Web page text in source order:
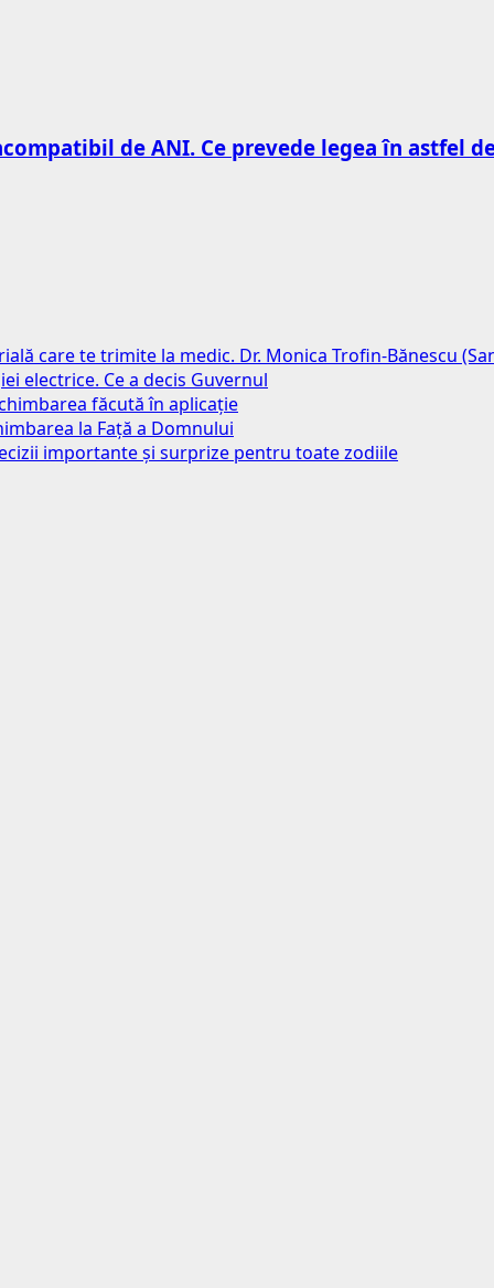
de ANI. Ce prevede legea în astfel
care te trimite la medic. Dr. Monica Trofin-Bănescu
electrice. Ce a decis Guvernul
făcută în aplicație
la Față a Domnului
importante și surprize pentru toate zodiile